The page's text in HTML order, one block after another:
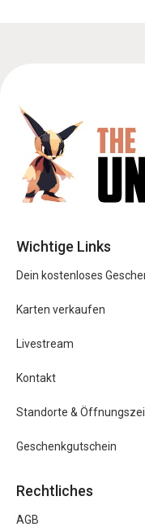
Wichtige Links
Dein kostenloses
Karten verkaufen
Livestream
Kontakt
Standorte &
Geschenkgutschein
Rechtliches
AGB